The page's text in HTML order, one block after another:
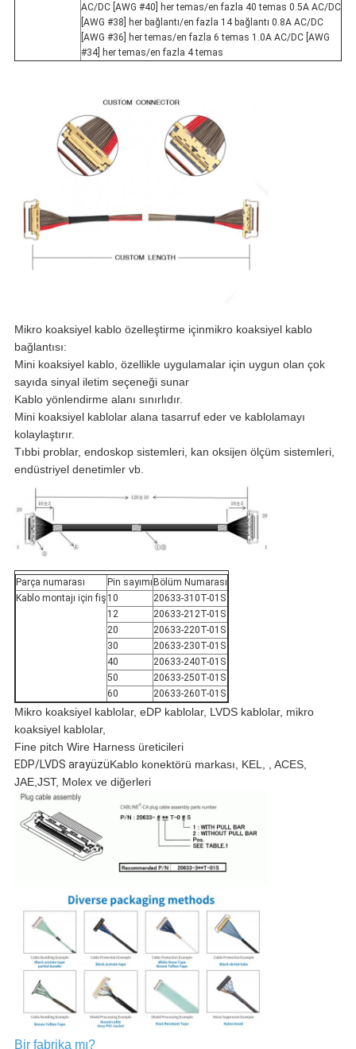
AC/DC [AWG #40] her temas/en fazla 40 temas 0.5A AC/DC
[AWG #38] her bağlantı/en fazla 14 bağlantı 0.8A AC/DC
[AWG #36] her temas/en fazla 6 temas 1.0A AC/DC [AWG
#34] her temas/en fazla 4 temas
Mikro koaksiyel kablo özelleştirme içinmikro koaksiyel kablo
bağlantısı:
Mini koaksiyel kablo, özellikle uygulamalar için uygun olan çok
sayıda sinyal iletim seçeneği sunar
Kablo yönlendirme alanı sınırlıdır.
Mini koaksiyel kablolar alana tasarruf eder ve kablolamayı
kolaylaştırır.
Tıbbi problar, endoskop sistemleri, kan oksijen ölçüm sistemleri,
endüstriyel denetimler vb.
Parça numarası Pin sayımıBölüm Numarası
Kablo montajı için fiş 10
20633-310T-01S
12
20633-212T-01S
20
20633-220T-01S
30
20633-230T-01S
40
20633-240T-01S
50
20633-250T-01S
60
20633-260T-01S
Mikro koaksiyel kablolar, eDP kablolar, LVDS kablolar, mikro
koaksiyel kablolar,
Fine pitch Wire Harness üreticileri
EDP/LVDS arayüzüKablo konektörü markası, KEL, , ACES,
JAE,JST, Molex ve diğerleri
Bir fabrika mı?